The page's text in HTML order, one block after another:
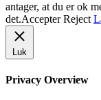
antager, at du er ok
det.Accepter Reject
Luk
Privacy Overview